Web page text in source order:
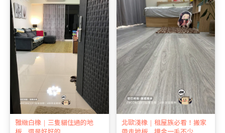
雅緻白橡｜三隻貓住過的地
北歐淺橡｜租屋族必看！搬家